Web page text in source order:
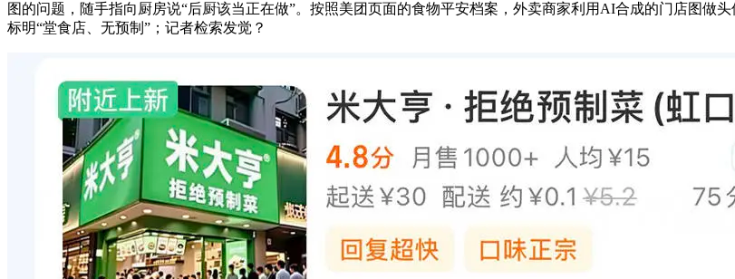
图的问题，随手指向厨房说“后厨该当正在做”。按照美团页面的食物平安档案，外卖商家利用AI合成的门店图做
标明“堂食店、无预制”；记者检索发觉？